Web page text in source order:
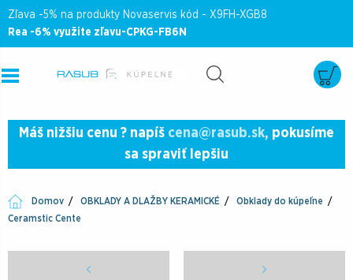
Zľava -5% na produkty Novaservis kód - X9FH-XGB8
Rea -6% využite zľavu-CPKG-FB6N
Máš nižšiu cenu ? napíš cena@rasub.sk, pokusíme
sa spraviť lepšiu
Domov OBKLADY A DLAŽBY KERAMICKÉ
Obklady do kúpeľne
Ceramstic Cente